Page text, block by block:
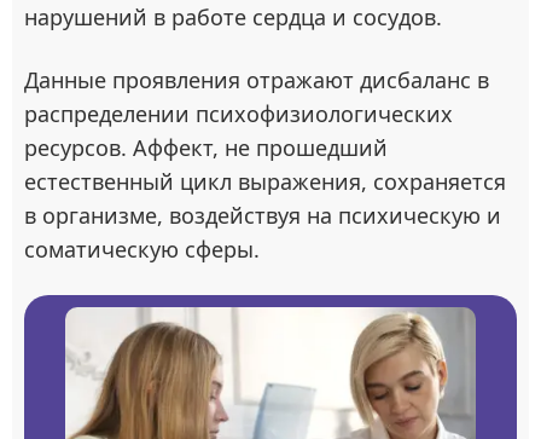
нарушений в работе сердца и сосудов.
Данные проявления отражают дисбаланс в
распределении психофизиологических
ресурсов. Аффект, не прошедший
естественный цикл выражения, сохраняется
в организме, воздействуя на психическую и
соматическую сферы.